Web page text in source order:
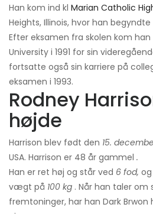
Han kom ind kl Marian Catholic
Heights, Illinois, hvor han
Efter eksamen fra skolen kom han
University i 1991 for sin
fortsatte også sin karriere på
eksamen i 1993.
Rodney
højde
Harrison blev født den 15.
USA. Harrison er 48 år gammel .
Han er ret høj og står ved 6 fod,
vægt på 100 kg . Når han taler om
fremtoninger, har han Dark